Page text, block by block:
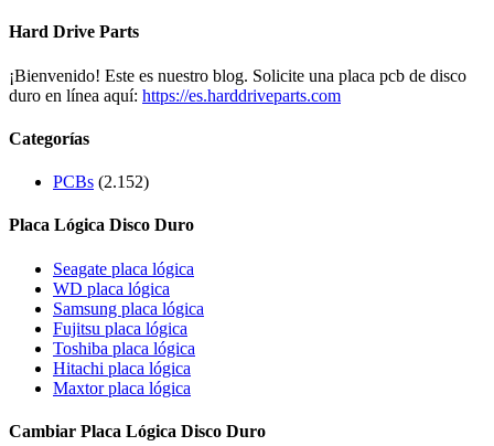
Hard Drive Parts
¡Bienvenido! Este es nuestro blog. Solicite una placa pcb de disco
duro en línea aquí: https://es.harddriveparts.com
Categorías
PCBs (2.152)
Placa Lógica Disco Duro
Seagate placa lógica
WD placa lógica
Samsung placa lógica
Fujitsu placa lógica
Toshiba placa lógica
Hitachi placa lógica
Maxtor placa lógica
Cambiar Placa Lógica Disco Duro